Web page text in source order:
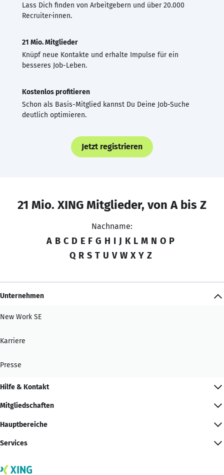
Lass Dich finden von Arbeitgebern und über 20.000
Recruiter·innen.
21 Mio. Mitglieder
Knüpf neue Kontakte und erhalte Impulse für ein
besseres Job-Leben.
Kostenlos profitieren
Schon als Basis-Mitglied kannst Du Deine Job-Suche
deutlich optimieren.
Jetzt registrieren
21 Mio. XING Mitglieder, von A bis Z
Nachname:
A B C D E F G H I J K L M N O P
Q R S T U V W X Y Z
Unternehmen
New Work SE
Karriere
Presse
Hilfe & Kontakt
Mitgliedschaften
Hauptbereiche
Services